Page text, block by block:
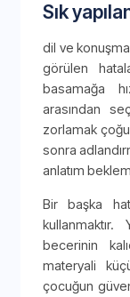
Sık
dil ve
görülen
basamağa
arasından
zorlamak
sonra
anlatım
Bir başka
becerinin
materyali
çocuğun